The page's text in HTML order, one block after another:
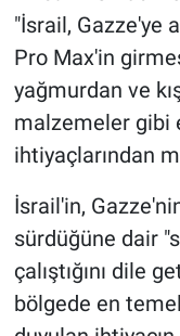
"İsrail, Gazze'ye
Pro Max'in
yağmurdan ve
malzemeler gibi
ihtiyaçlarından
İsrail'in,
sürdüğüne dair
çalıştığını dile
bölgede en